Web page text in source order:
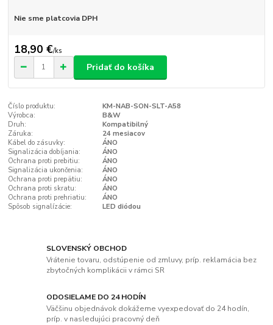
Nie sme platcovia DPH
18,90 €/ks
Pridať do košíka
Číslo produktu:
KM-NAB-SON-SLT-A58
Výrobca:
B&W
Druh:
Kompatibilný
Záruka:
24 mesiacov
Kábel do zásuvky:
ÁNO
Signalizácia dobíjania:
ÁNO
Ochrana proti prebitiu:
ÁNO
Signalizácia ukončenia:
ÁNO
Ochrana proti prepätiu:
ÁNO
Ochrana proti skratu:
ÁNO
Ochrana proti prehriatiu:
ÁNO
Spôsob signalízácie:
LED diódou
SLOVENSKÝ OBCHOD
Vrátenie tovaru, odstúpenie od zmluvy, príp. reklamácia bez
zbytočných komplikácii v rámci SR
ODOSIELAME DO 24 HODÍN
Väčšinu objednávok dokážeme vyexpedovať do 24 hodín,
príp. v nasledujúci pracovný deň